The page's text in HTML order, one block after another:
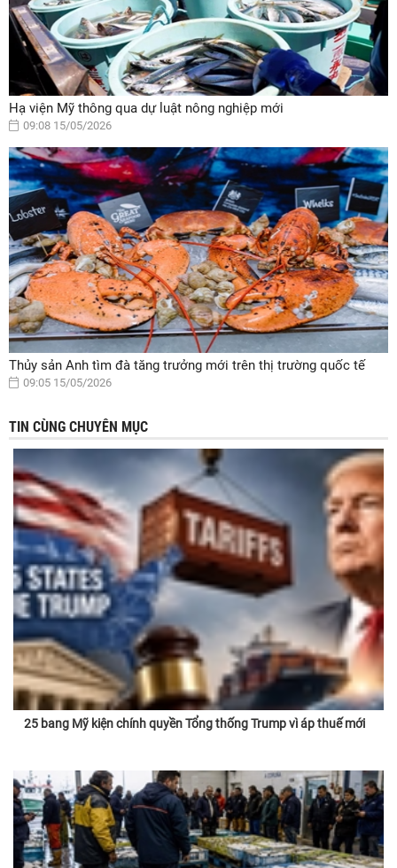
Hạ viện Mỹ thông qua dự luật nông nghiệp mới
09:08 15/05/2026
Thủy sản Anh tìm đà tăng trưởng mới trên thị trường quốc tế
09:05 15/05/2026
TIN CÙNG CHUYÊN MỤC
25 bang Mỹ kiện chính quyền Tổng thống Trump vì áp thuế mới